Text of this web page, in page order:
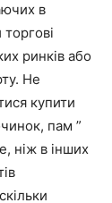
в
ринків або
Не
купити
пам ”
ніж в інших